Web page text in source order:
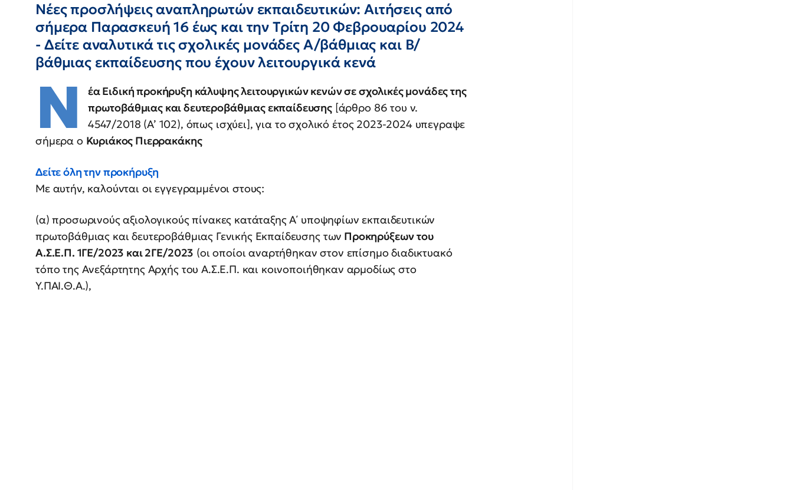
Νέες προσλήψεις αναπληρωτών εκπαιδευτικών: Αιτήσεις από
σήμερα Παρασκευή 16 έως και την Τρίτη 20 Φεβρουαρίου 2024
- Δείτε αναλυτικά τις σχολικές μονάδες Α/βάθμιας και Β/
βάθμιας εκπαίδευσης που έχουν λειτουργικά κενά
Ν
έα Ειδική προκήρυξη κάλυψης λειτουργικών κενών σε σχολικές μονάδες της
πρωτοβάθμιας και δευτεροβάθμιας εκπαίδευσης[άρθρο 86 του ν.
4547/2018 (Α’ 102), όπως ισχύει], για το σχολικό έτος 2023-2024 υπεγραψε
σήμερα ο Κυριάκος Πιερρακάκης
Δείτε όλη την προκήρυξη
Με αυτήν, καλούνται οι εγγεγραμμένοι στους:
(α) προσωρινούς αξιολογικούς πίνακες κατάταξης Α΄ υποψηφίων εκπαιδευτικών
πρωτοβάθμιας και δευτεροβάθμιας Γενικής Εκπαίδευσης των Προκηρύξεων του
Α.Σ.Ε.Π. 1ΓΕ/2023 και 2ΓΕ/2023 (οι οποίοι αναρτήθηκαν στον επίσημο διαδικτυακό
τόπο της Ανεξάρτητης Αρχής του Α.Σ.Ε.Π. και κοινοποιήθηκαν αρμοδίως στο
Υ.ΠΑΙ.Θ.Α.),